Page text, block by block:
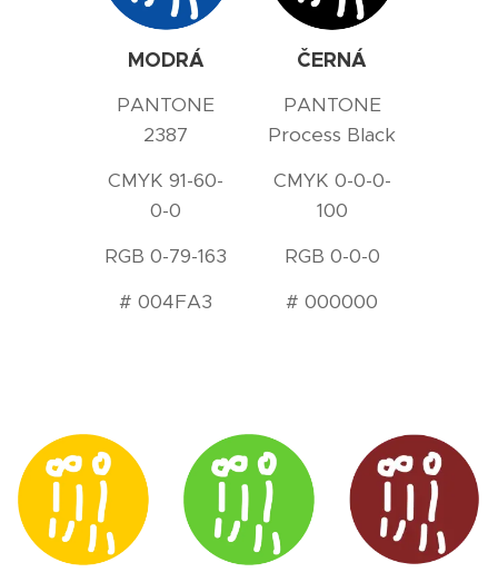
MODRÁ
PANTONE
2387
CMYK 91-60-
0-0
RGB 0-79-163
# 004FA3
ČERNÁ
PANTONE
Process Black
CMYK 0-0-0-
100
RGB 0-0-0
# 000000